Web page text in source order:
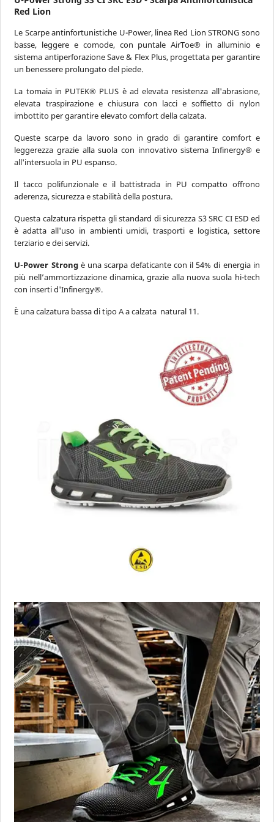
Metal Free
Si
No
da 0 a oltre 160 €
INCLUDI PREVENTIVI
Taglia
da 35 a oltre 50
navigate_beforeCATEGORIA
Red Lion
Le Scarpe antinfortunistiche U-Power, linea Red Lion STRONG sono
basse, leggere e comode, con puntale AirToe® in alluminio e
sistema antiperforazione Save & Flex Plus, progettata per garantire
un benessere prolungato del piede.
La tomaia in PUTEK® PLUS è ad elevata resistenza all'abrasione,
elevata traspirazione e chiusura con lacci e soffietto di nylon
imbottito per garantire elevato comfort della calzata.
Queste scarpe da lavoro sono in grado di garantire comfort e
leggerezza grazie alla suola con innovativo sistema Infinergy® e
all'intersuola in PU espanso.
Il tacco polifunzionale e il battistrada in PU compatto offrono
aderenza, sicurezza e stabilità della postura.
Questa calzatura rispetta gli standard di sicurezza S3 SRC CI ESD ed
è adatta all'uso in ambienti umidi, trasporti e logistica, settore
terziario e dei servizi.
U-Power Strong è una scarpa defaticante con il 54% di energia in
più nell’ammortizzazione dinamica, grazie alla nuova suola hi-tech
con inserti d'Infinergy®.
È una calzatura bassa di tipo A a calzata natural 11.